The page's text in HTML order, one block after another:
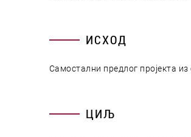
ИСХОД
Самостални предлог пројекта
ЦИЉ